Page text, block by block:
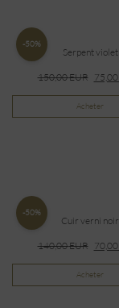
-50%
Serpent violet
150,00EUR 75,00
Acheter
-50%
Cuir verni noir
140,00EUR 70,00
Acheter